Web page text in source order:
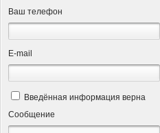
Ваш телефон
Е-mail
Введённая информация верна
Сообщение